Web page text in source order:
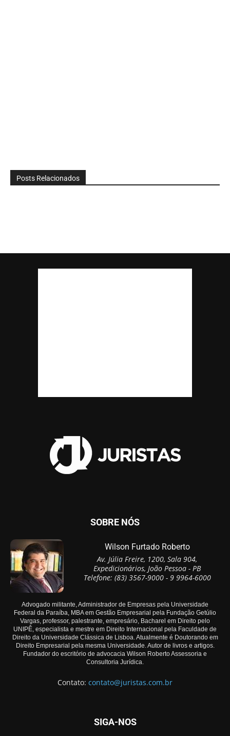
Posts Relacionados
SOBRE NÓS
Wilson Furtado Roberto
Av. Júlia Freire, 1200, Sala 904,
Expedicionários, João Pessoa - PB
Telefone: (83) 3567-9000 - 9 9964-6000
Advogado militante, Administrador de Empresas pela Universidade
Federal da Paraíba, MBA em Gestão Empresarial pela Fundação Getúlio
Vargas, professor, palestrante, empresário, Bacharel em Direito pelo
UNIPÊ, especialista e mestre em Direito Internacional pela Faculdade de
Direito da Universidade Clássica de Lisboa. Atualmente é Doutorando em
Direito Empresarial pela mesma Universidade. Autor de livros e artigos.
Fundador do escritório de advocacia Wilson Roberto Assessoria e
Consultoria Jurídica.
Contato: contato@juristas.com.br
SIGA-NOS